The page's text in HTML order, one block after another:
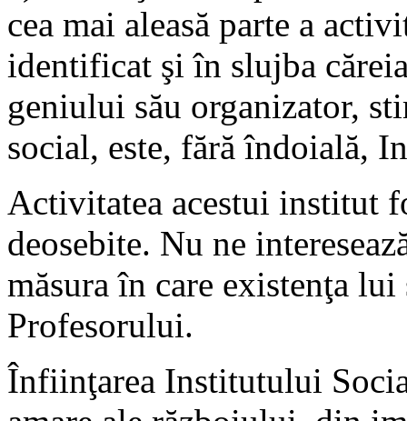
cea mai aleasă parte a
identificat şi în slujba
geniului său organizator,
social, este, fără îndoială,
Activitatea acestui institut
deosebite. Nu ne
măsura în care existenţa
Profesorului.
Înfiinţarea Institutului